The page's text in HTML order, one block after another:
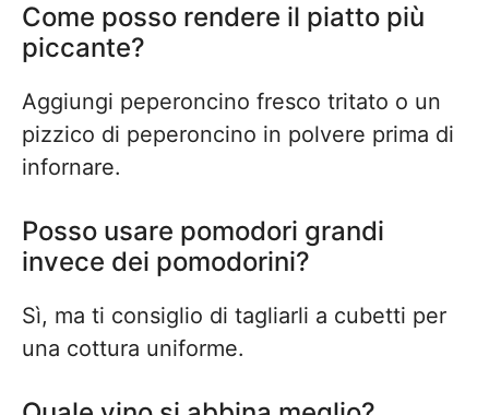
Come posso rendere il piatto più
piccante?
Aggiungi peperoncino fresco tritato o un
pizzico di peperoncino in polvere prima di
infornare.
Posso usare pomodori grandi
invece dei pomodorini?
Sì, ma ti consiglio di tagliarli a cubetti per
una cottura uniforme.